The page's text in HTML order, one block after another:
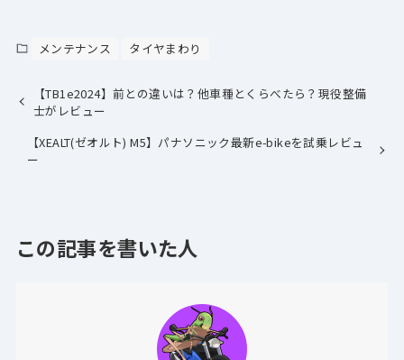
メンテナンス タイヤまわり
【TB1e2024】前との違いは？他車種とくらべたら？現役整備
士がレビュー
【XEALT(ゼオルト) M5】パナソニック最新e-bikeを試乗レビュ
ー
この記事を書いた人